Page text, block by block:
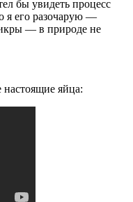
бы увидеть процесс
я его разочарую —
— в природе не
яйца: